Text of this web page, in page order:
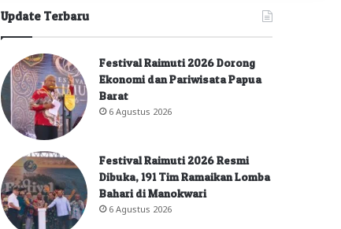
Update Terbaru
Festival Raimuti 2026 Dorong
Ekonomi dan Pariwisata Papua
Barat
6 Agustus 2026
Festival Raimuti 2026 Resmi
Dibuka, 191 Tim Ramaikan Lomba
Bahari di Manokwari
6 Agustus 2026